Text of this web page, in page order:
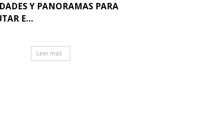
Y PANORAMAS PARA
E...
Leer mas